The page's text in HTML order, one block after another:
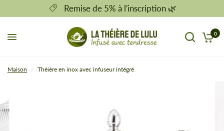
Remise de 5% à l'inscription 🌿
0
Maison / Théière en inox avec infuseur intégré